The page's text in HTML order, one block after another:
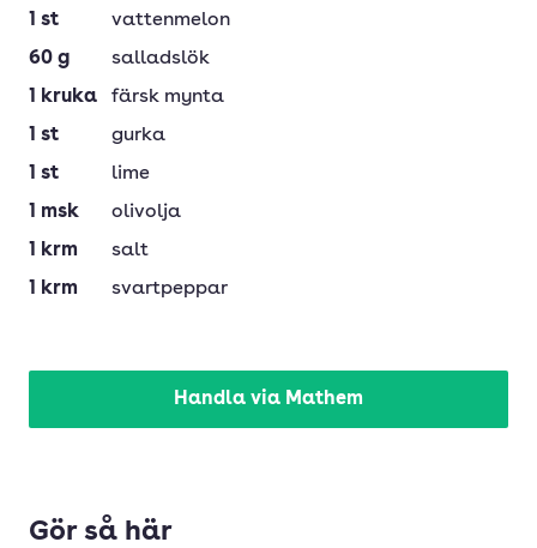
1 st
vattenmelon
60 g
salladslök
1
kruka
färsk mynta
1 st
gurka
1 st
lime
1 msk
olivolja
1
krm
salt
1
krm svartpeppar
Handla via Mathem
Gör så här